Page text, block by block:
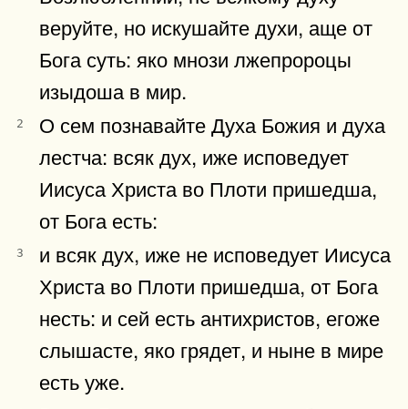
веруйте, но искушайте духи, аще от
Бога суть: яко мнози лжепророцы
изыдоша в мир.
2
О сем познавайте Духа Божия и духа
лестча: всяк дух, иже исповедует
Иисуса Христа во Плоти пришедша,
от Бога есть:
3
и всяк дух, иже не исповедует Иисуса
Христа во Плоти пришедша, от Бога
несть: и сей есть антихристов, егоже
слышасте, яко грядет, и ныне в мире
есть уже.